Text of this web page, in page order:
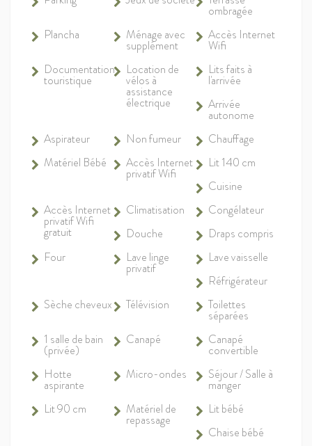
ombragée
Plancha
Ménage avec
supplément
Accès Internet
Wifi
Documentation
touristique
Location de
vélos à
assistance
électrique
Lits faits à
l'arrivée
Arrivée
autonome
Aspirateur
Non fumeur
Chauffage
Matériel Bébé
Accès Internet
privatif Wifi
Lit 140 cm
Cuisine
Accès Internet
privatif Wifi
gratuit
Climatisation
Congélateur
Douche
Draps compris
Four
Lave linge
privatif
Lave vaisselle
Réfrigérateur
Sèche cheveux
Télévision Toilettes
séparées
1 salle de bain
(privée)
Canapé Canapé
convertible
Hotte
aspirante
Micro-ondes Séjour / Salle à
manger
Lit 90 cm
Matériel de
repassage
Lit bébé
Chaise bébé